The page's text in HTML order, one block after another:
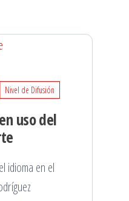
Nivel de Difusión
uso del
idioma en el